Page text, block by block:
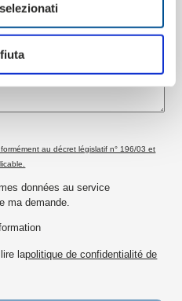
au décret législatif n° 196/03 et
données au service
ma demande.
lapolitique de confidentialité de